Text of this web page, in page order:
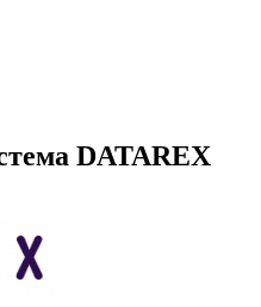
DATAREX